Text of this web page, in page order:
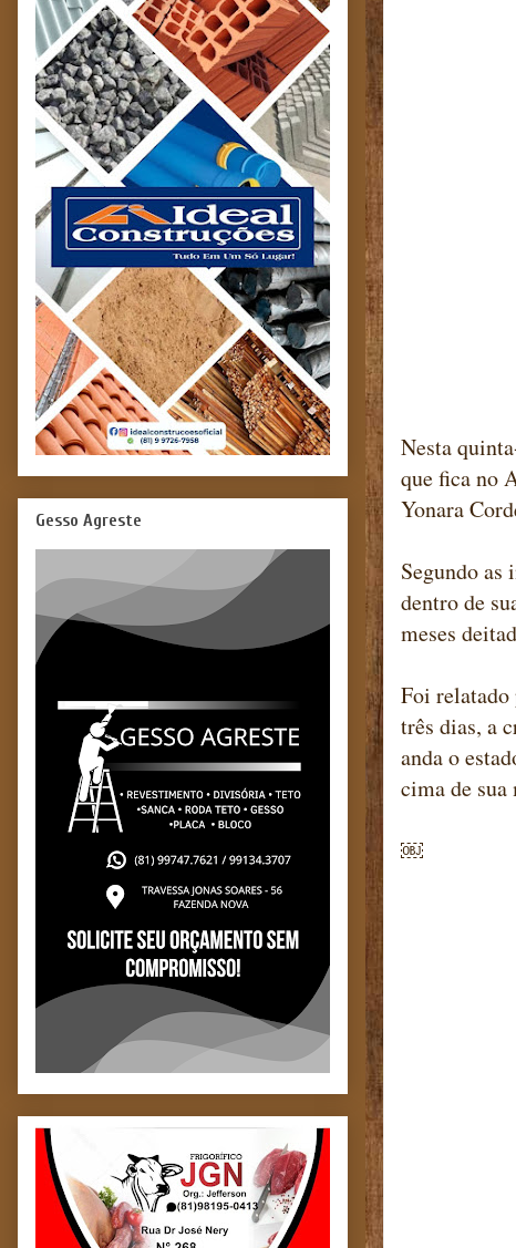
Nesta
que fica no
Yonara
Segundo
dentro de
meses
Foi relatado
três dias, a
anda o
cima de sua
￼
Gesso Agreste